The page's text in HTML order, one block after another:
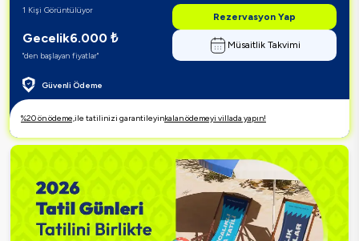
Güvenli Ödeme
Gecelik6.000 ₺
"den başlayan fiyatlar"
1 Kişi Görüntülüyor
Rezervasyon Yap
Müsaitlik Takvimi
%20 ön ödeme,ile tatilinizi garantileyinkalan ödemeyi villada yapın!